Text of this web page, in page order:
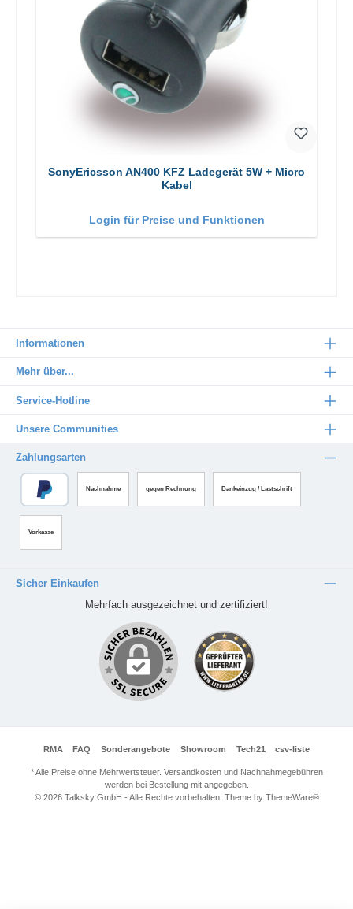
SonyEricsson AN400 KFZ Ladegerät 5W + Micro
Kabel
Login für Preise und Funktionen
Informationen
Mehr über...
Service-Hotline
Unsere Communities
Zahlungsarten
Nachnahme gegen Rechnung Bankeinzug / Lastschrift
Vorkasse
Sicher Einkaufen
Mehrfach ausgezeichnet und zertifiziert!
RMA FAQ Sonderangebote Showroom Tech21 csv-liste
* Alle Preise ohne Mehrwertsteuer. Versandkosten und Nachnahmegebühren
werden bei Bestellung mit angegeben.
© 2026 Talksky GmbH - Alle Rechte vorbehalten. Theme by ThemeWare®